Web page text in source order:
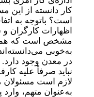
کار دانسته از
است؟ باتوجه به
اظهارات کارگران
مشخص است که هم
به‌خوبی
در معدن وجود
نباید صرفاً علیه
لازم است مسئولان
به‌عنوان متهم، وارد